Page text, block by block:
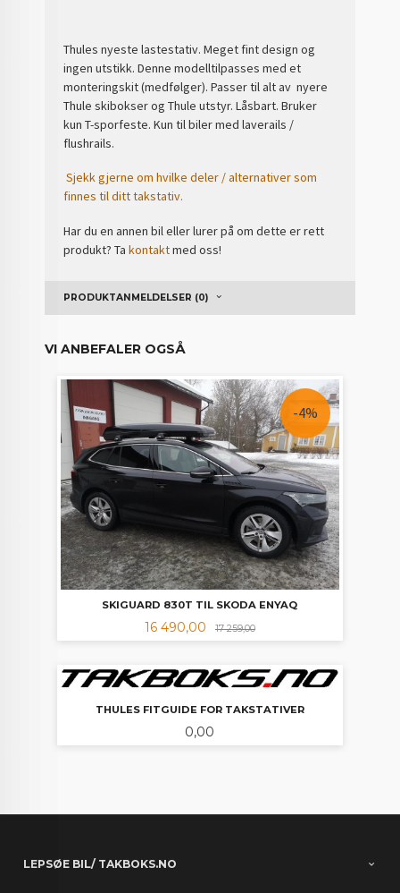
Thules nyeste lastestativ. Meget fint design og
ingen utstikk. Denne modelltilpasses med et
monteringskit (medfølger). Passer til alt av nyere
Thule skibokser og Thule utstyr. Låsbart. Bruker
kun T-sporfeste. Kun til biler med laverails /
flushrails.
Sjekk gjerne om hvilke deler / alternativer som
finnes til ditt takstativ.
Har du en annen bil eller lurer på om dette er rett
produkt? Takontaktmed oss!
PRODUKTANMELDELSER (0)
VI ANBEFALER OGSÅ
SKIGUARD 830T TIL SKODA ENYAQ
Tilbud
16 490,00 17 259,00Rabatt
-4%
THULES FITGUIDE FOR TAKSTATIVER
Pris
0,00
LEPSØE BIL/ TAKBOKS.NO